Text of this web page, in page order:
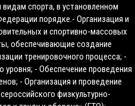
спорта, в установленном
порядке.- Организация и
и спортивно-массовых
обеспечивающие создание
тренировочного процесса; -
уровня; - Обеспечение проведения
- Организация и проведение
физкультурно-